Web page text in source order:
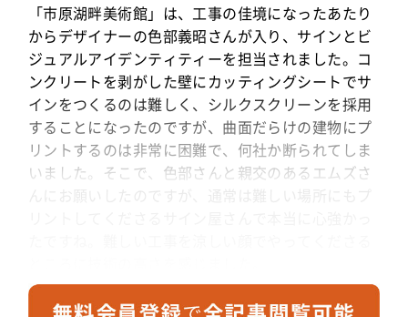
「市原湖畔美術館」は、工事の佳境になったあたり
からデザイナーの色部義昭さんが入り、サインとビ
ジュアルアイデンティティーを担当されました。コ
ンクリートを剥がした壁にカッティングシートでサ
インをつくるのは難しく、シルクスクリーンを採用
することになったのですが、曲面だらけの建物にプ
リントするのは非常に困難で、何社か断られてしま
いました。そこで、色部さんと親交のあるエムズさ